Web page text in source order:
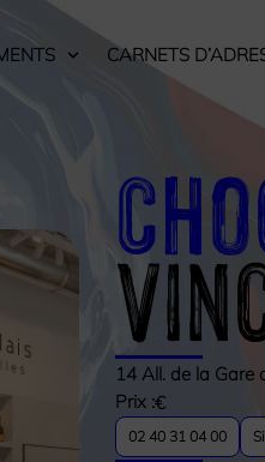
CARNETS
14 All. de la Gare
Prix :€
02 40 31 04 00